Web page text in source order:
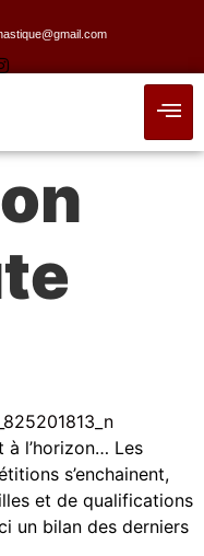
à l’horizon… Les
s’enchainent,
et de qualifications
un bilan des derniers